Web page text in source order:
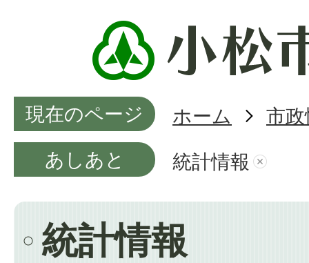
現在のページ ホーム
市
あしあと
統計情報
統計情報